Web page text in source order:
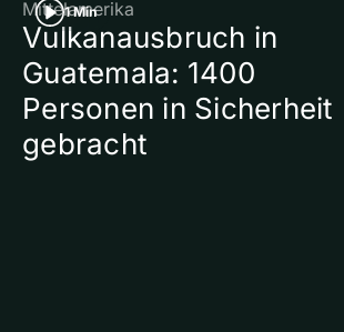
1 Min
Mittelamerika
Vulkanausbruch in
Guatemala: 1400
Personen in Sicherheit
gebracht